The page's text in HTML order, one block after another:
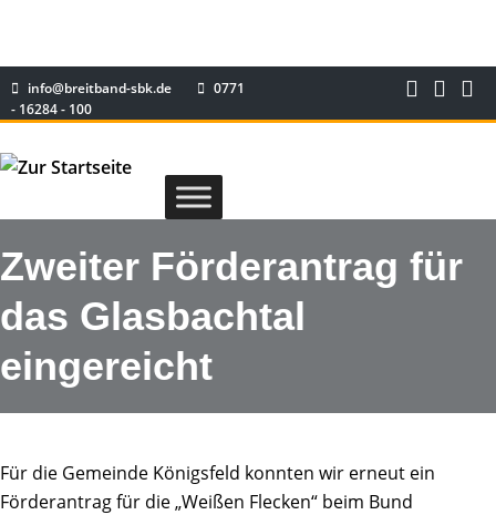
info@breitband-sbk.de
0771
- 16284 - 100
Zweiter Förderantrag für
das Glasbachtal
eingereicht
Für die Gemeinde Königsfeld konnten wir erneut ein
Förderantrag für die „Weißen Flecken“ beim Bund